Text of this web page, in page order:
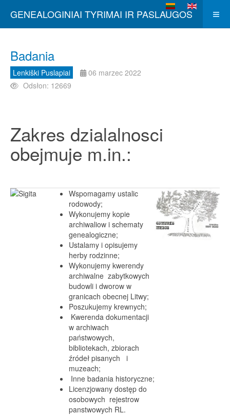
GENEALOGINIAI TYRIMAI IR PASLAUGOS
Wybierz swój język
Badania
Lenkiški Puslapiai
06 marzec 2022
Odsłon: 12669
Zakres dzialalnosci
obejmuje m.in.:
Wspomagamy ustalic
rodowody;
Wykonujemy kopie
archiwaliow i schematy
genealogiczne;
Ustalamy i opisujemy
herby rodzinne;
Wykonujemy kwerendy
archiwalne zabytkowych
budowli i dworow w
granicach obecnej Litwy;
Poszukujemy krewnych;
Kwerenda dokumentacji
w archiwach
państwowych,
bibliotekach, zbiorach
źródeł pisanych i
muzeach;
Inne badania historyczne;
Licenzjowany dostęp do
osobowych rejestrow
panstwowych RL.